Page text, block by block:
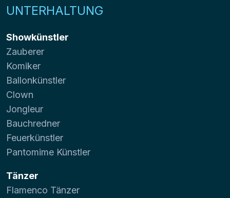
UNTERHALTUNG
Showkünstler
Zauberer
Komiker
Ballonkünstler
Clown
Jongleur
Bauchredner
Feuerkünstler
Pantomime Künstler
Tänzer
Flamenco Tänzer